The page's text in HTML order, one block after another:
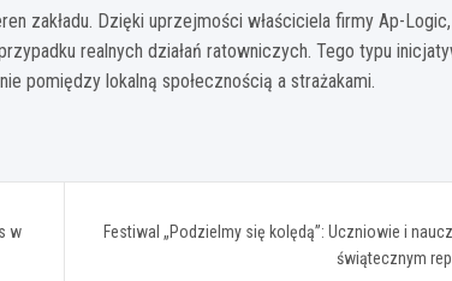
zakładu. Dzięki uprzejmości właściciela firmy Ap-
realnych działań ratowniczych. Tego typu
pomiędzy lokalną społecznością a strażakami.
w
Festiwal „Podzielmy się kolędą”: Uczniowie i
świątecznym